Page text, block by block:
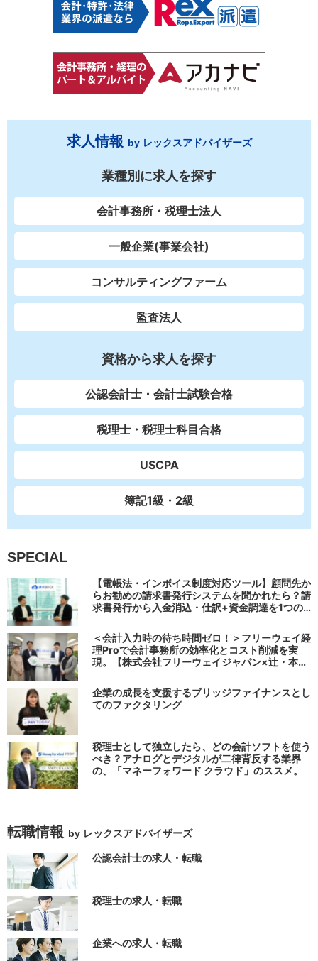
求人情報 by レックスアドバイザーズ
業種別に求人を探す
会計事務所・税理士法人
一般企業(事業会社)
コンサルティングファーム
監査法人
資格から求人を探す
公認会計士・会計士試験合格
税理士・税理士科目合格
USCPA
簿記1級・2級
SPECIAL
【電帳法・インボイス制度対応ツール】顧問先か
らお勧めの請求書発行システムを聞かれたら？請
求書発行から入金消込・仕訳+資金調達を1つの
＜会計入力時の待ち時間ゼロ！＞フリーウェイ経
理Proで会計事務所の効率化とコスト削減を実
現。【株式会社フリーウェイジャパン×辻・本郷
企業の成長を支援するブリッジファイナンスとし
てのファクタリング
税理士として独立したら、どの会計ソフトを使う
べき？アナログとデジタルが二律背反する業界
の、「マネーフォワード クラウド」のススメ。
転職情報 by レックスアドバイザーズ
公認会計士の求人・転職
税理士の求人・転職
企業への求人・転職